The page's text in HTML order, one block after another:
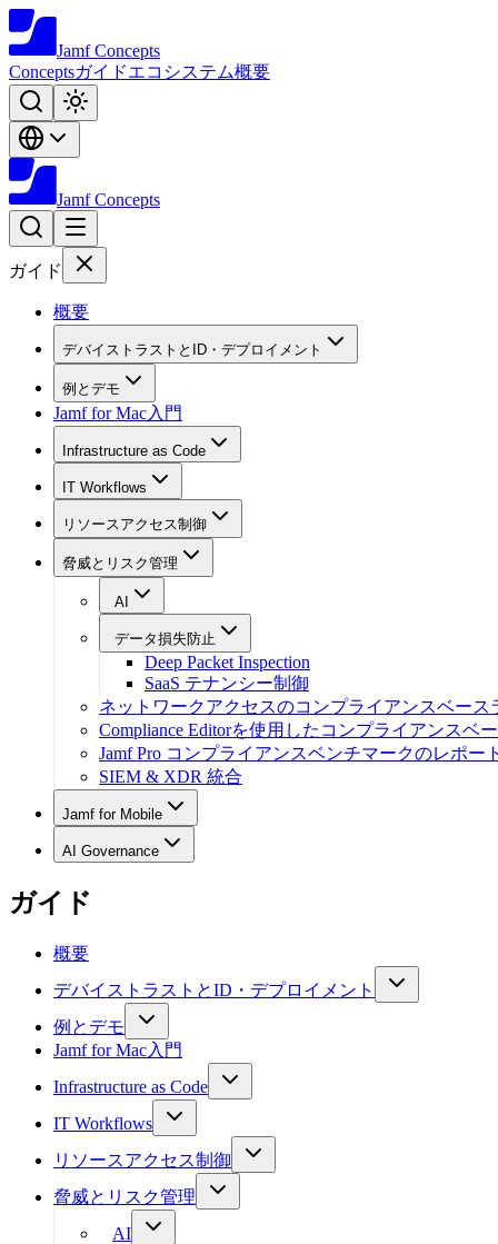
Jamf Concepts
Conceptsガイドエコシステム概要
Jamf Concepts
ガイド
概要
デバイストラストとID・デプロイメント
例とデモ
Jamf for Mac入門
Infrastructure as Code
IT Workflows
リソースアクセス制御
脅威とリスク管理
AI
データ損失防止
Deep Packet Inspection
SaaS テナンシー制御
ネットワークアクセスのコンプライアンスベース
Compliance Editorを使用したコンプライアンスベ
Jamf Pro コンプライアンスベンチマークのレポー
SIEM & XDR 統合
Jamf for Mobile
AI Governance
ガイド
概要
デバイストラストとID・デプロイメント
例とデモ
Jamf for Mac入門
Infrastructure as Code
IT Workflows
リソースアクセス制御
脅威とリスク管理
AI